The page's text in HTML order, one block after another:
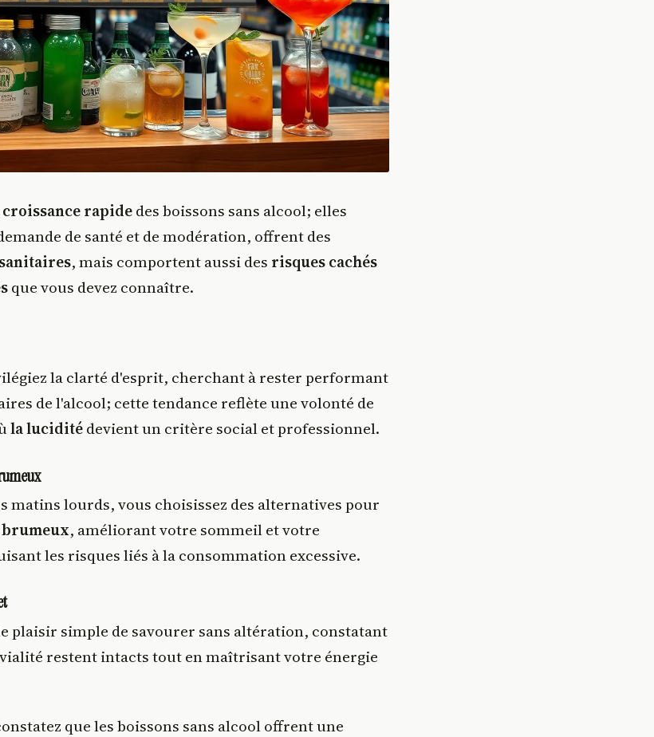
croissance rapidedes boissons sans alcool; elles
de santé et de modération, offrent des
, mais comportent aussi des risques cachés
que vous devez connaître.
la clarté d'esprit, cherchant à rester performant
de l'alcool; cette tendance reflète une volonté de
la luciditédevient un critère social et professionnel.
matins lourds, vous choisissez des alternatives pour
brumeux, améliorant votre sommeil et votre
les risques liés à la consommation excessive.
plaisir simple de savourer sans altération, constatant
restent intacts tout en maîtrisant votre énergie
que les boissons sans alcool offrent une